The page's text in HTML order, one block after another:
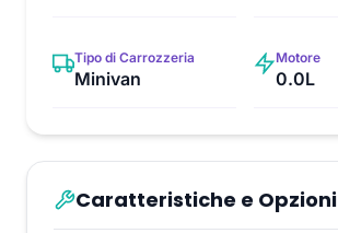
Tipo di Carrozzeria
Minivan
Motore
0.0L
Caratteristiche e Opzioni